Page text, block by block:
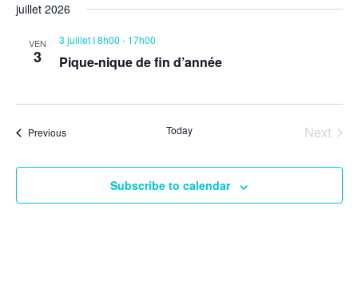
juillet 2026
VEN
3
3 juillet I 8h00 - 17h00
Pique-nique de fin d’année
PreviousEvents Today
Next
Subscribe to calendar